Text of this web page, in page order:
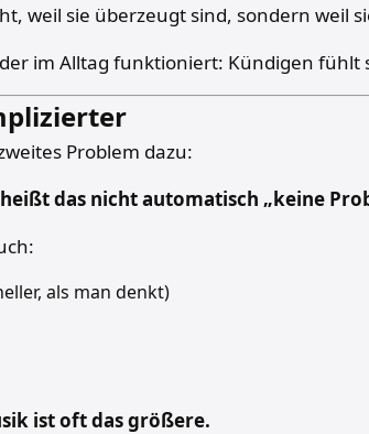
weil sie überzeugt sind, sondern weil
im Alltag funktioniert: Kündigen fühlt
Problem dazu:
das nicht automatisch „keine
als man denkt)
ist oft das größere.